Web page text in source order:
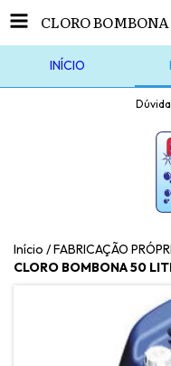
INÍCIO
Início /FABRICAÇÃO
CLORO BOMBONA 50